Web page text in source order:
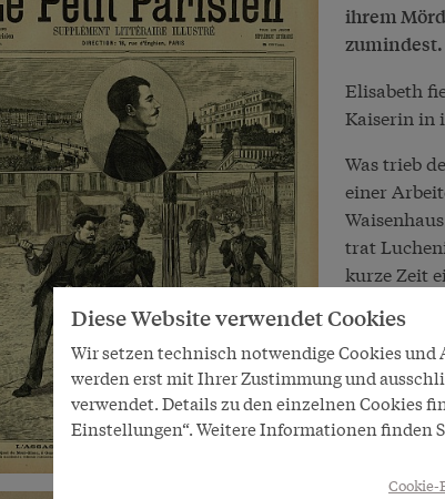
ihrem
zumindest.
Elisabeth
Kaiserin in
Was trieb
einer
trat
kurze Zeit
schlecht
beständig,
verleihen.
Seiner
auf
Lucheni
Diese Website verwendet Cookies
Wir setzen technisch notwendige Cookies und
werden erst mit Ihrer Zustimmung und
verwendet. Details zu den einzelnen Cookies
Einstellungen“. Weitere Informationen finden